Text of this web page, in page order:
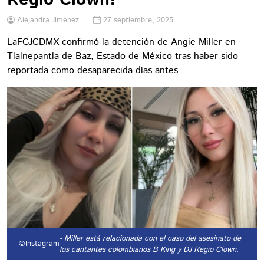
Alejandra Jiménez 27 septiembre, 2025
LaFGJCDMX confirmó la detención de Angie Miller en
Tlalnepantla de Baz, Estado de México tras haber sido
reportada como desaparecida días antes
©Instagram- Miller está relacionada con el caso del asesinato de
los cantantes colombianos B King y DJ Regio Clown.